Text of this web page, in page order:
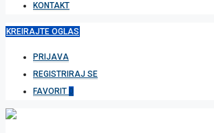
KONTAKT
KREIRAJTE OGLAS
PRIJAVA
REGISTRIRAJ SE
FAVORIT 0